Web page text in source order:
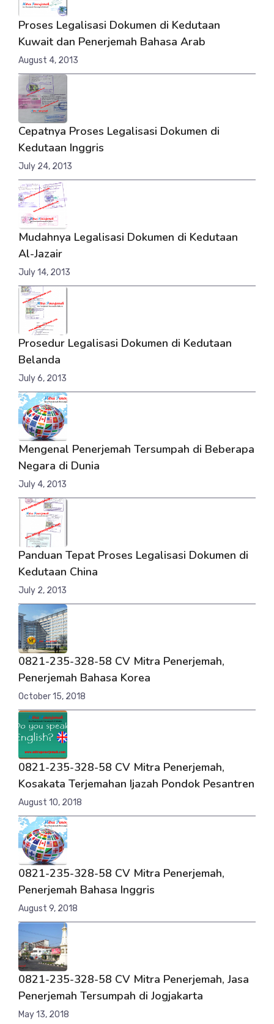
Proses Legalisasi Dokumen di Kedutaan
Kuwait dan Penerjemah Bahasa Arab
August 4, 2013
Cepatnya Proses Legalisasi Dokumen di
Kedutaan Inggris
July 24, 2013
Mudahnya Legalisasi Dokumen di Kedutaan
Al-Jazair
July 14, 2013
Prosedur Legalisasi Dokumen di Kedutaan
Belanda
July 6, 2013
Mengenal Penerjemah Tersumpah di Beberapa
Negara di Dunia
July 4, 2013
Panduan Tepat Proses Legalisasi Dokumen di
Kedutaan China
July 2, 2013
0821-235-328-58 CV Mitra Penerjemah,
Penerjemah Bahasa Korea
October 15, 2018
0821-235-328-58 CV Mitra Penerjemah,
Kosakata Terjemahan Ijazah Pondok Pesantren
August 10, 2018
0821-235-328-58 CV Mitra Penerjemah,
Penerjemah Bahasa Inggris
August 9, 2018
0821-235-328-58 CV Mitra Penerjemah, Jasa
Penerjemah Tersumpah di Jogjakarta
May 13, 2018